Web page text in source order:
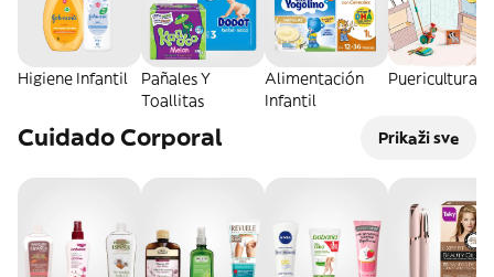
Higiene Infantil
Pañales Y
Toallitas
Alimentación
Infantil
Puericultura
Cuidado Corporal Prikaži sve